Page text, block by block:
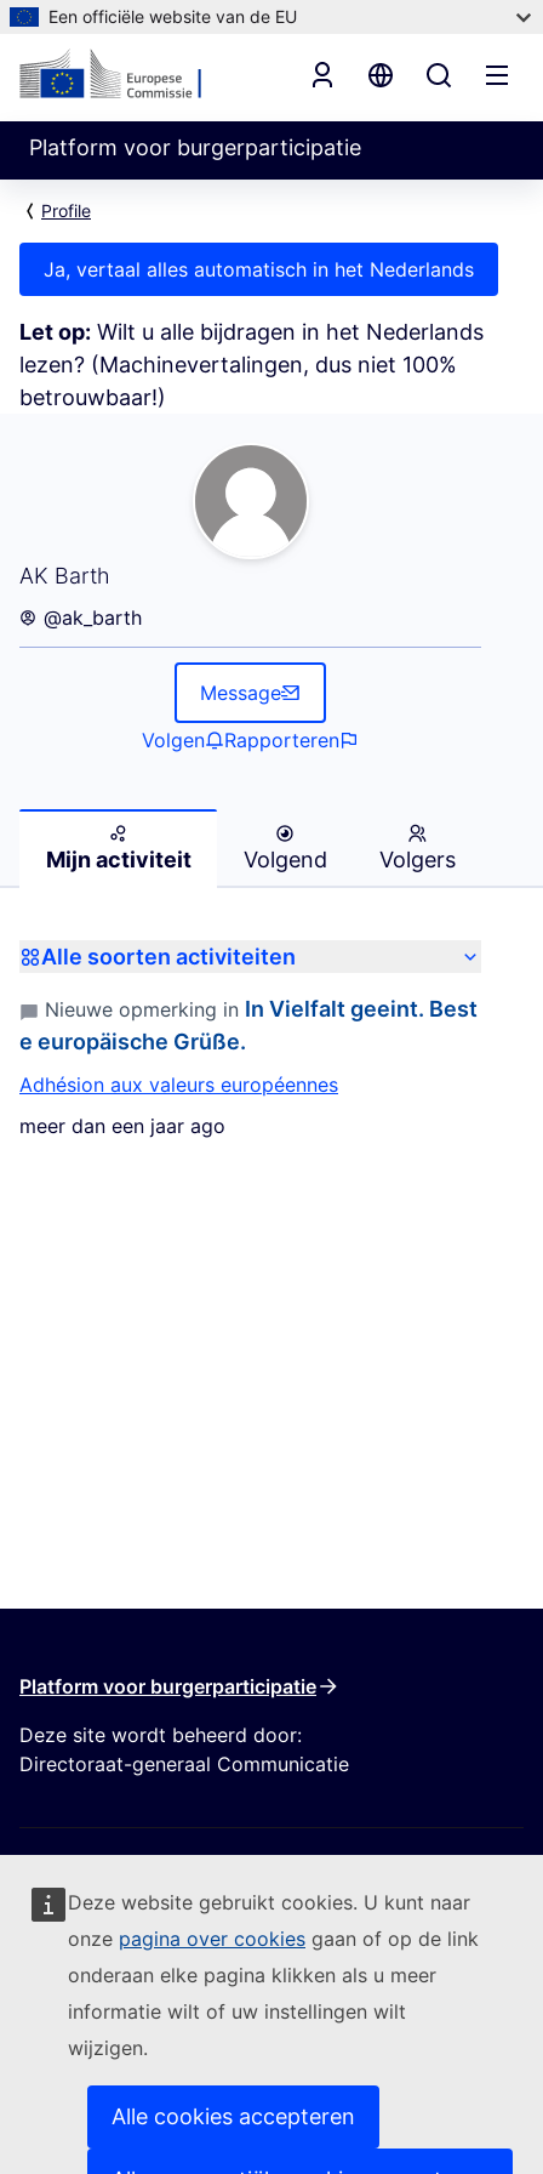
Een officiële website van de EU
Deze website gebruikt cookies. U kunt naar
onze pagina over cookies gaan of op de link
onderaan elke pagina klikken als u meer
informatie wilt of uw instellingen wilt
wijzigen.
Alle cookies accepteren
Platform voor burgerparticipatie
Profile
Ja, vertaal alles automatisch in het Nederlands
Let op: Wilt u alle bijdragen in het Nederlands
lezen? (Machinevertalingen, dus niet 100%
betrouwbaar!)
AK Barth
Mijn activiteit (AK Barth)
@ak_barth
Message
Volgen
Rapporteren
Mijn activiteit Volgend Volgers
Alle soorten activiteiten
meer dan een jaar ago
Nieuwe opmerking in In Vielfalt geeint. Best
e europäische Grüße.
Adhésion aux valeurs européennes
Platform voor burgerparticipatie
Deze site wordt beheerd door:
Directoraat-generaal Communicatie
Volg de Europese Commissie
Contact(Externe link)
Een IT-kwetsbaarheid melden
Talen op onze websites(Externe link)
(Externe link)
Privacybeleid
Juridische mededeling
(Externe link)